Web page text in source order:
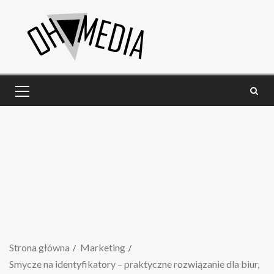
Strona główna
Marketing
Smycze na identyfikatory – praktyczne rozwiązanie dla biur,